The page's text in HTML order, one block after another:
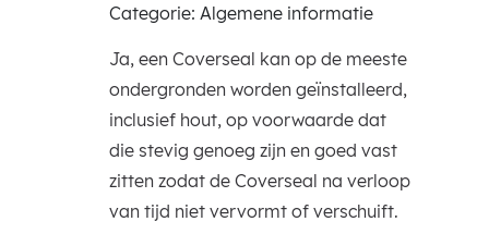
Categorie: Algemene informatie
Ja, een Coverseal kan op de meeste
ondergronden worden geïnstalleerd,
inclusief hout, op voorwaarde dat
die stevig genoeg zijn en goed vast
zitten zodat de Coverseal na verloop
van tijd niet vervormt of verschuift.